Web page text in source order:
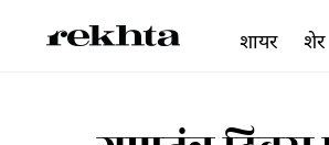
शायर शेर